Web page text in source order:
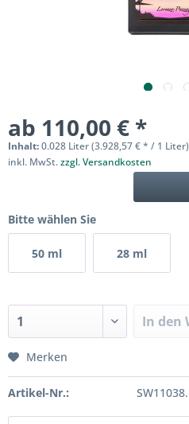
ab 110,00 € *
Inhalt:0.028 Liter (3.928,57 € * / 1 Liter)
inkl. MwSt.zzgl. Versandkosten
Bitte wählen Sie
50 ml 28 ml
In den
Merken
Artikel-Nr.: